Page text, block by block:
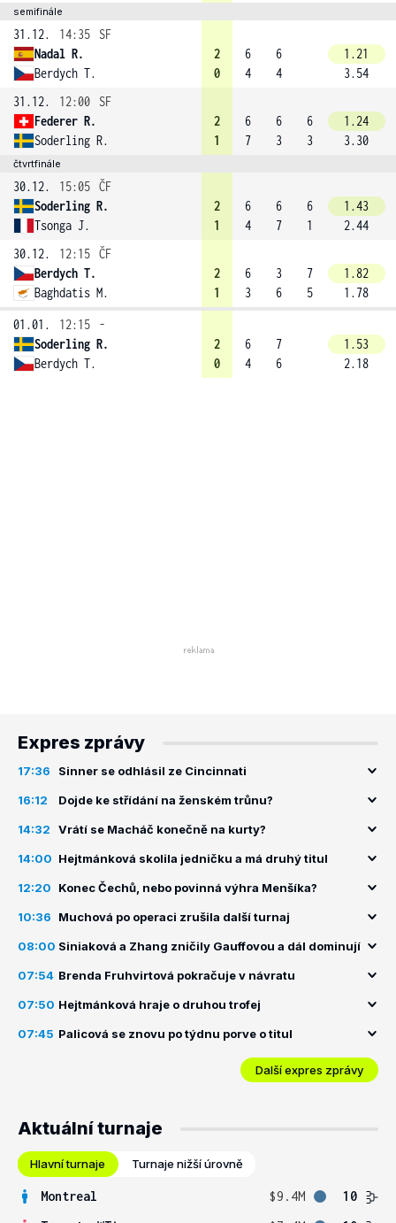
semifinále
31.12. 14:35
SF
Nadal R.
Berdych T.
2
0
6
4
6
4
1.21
3.54
31.12.
12:00
SF
Federer R.
Soderling R.
2
1
6
7
6
3
6
3
1.24
3.30
čtvrtfinále
30.12. 15:05 ČF
Soderling R.
Tsonga J.
2
1
6
4
6
7
6
1
1.43
2.44
30.12.
12:15 ČF
Berdych T.
Baghdatis M.
2
1
6
3
3
6
7
5
1.82
1.78
01.01. 12:15
-
Soderling R.
Berdych T.
2
0
6
4
7
6
1.53
2.18
Expres zprávy
17:36 Sinner se odhlásil ze Cincinnati
16:12 Dojde ke střídání na ženském trůnu?
14:32 Vrátí se Macháč konečně na kurty?
14:00 Hejtmánková skolila jedničku a má druhý titul
12:20 Konec Čechů, nebo povinná výhra Menšíka?
10:36 Muchová po operaci zrušila další turnaj
08:00 Siniaková a Zhang zničily Gauffovou a dál dominují
07:54 Brenda Fruhvirtová pokračuje v návratu
07:50 Hejtmánková hraje o druhou trofej
07:45 Palicová se znovu po týdnu porve o titul
Další expres zprávy
Aktuální turnaje
Hlavní turnaje Turnaje nižší úrovně
Montreal $9.4M
10